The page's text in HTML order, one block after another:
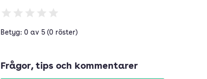
Betyg: 0 av 5 (0 röster)
Frågor, tips och kommentarer